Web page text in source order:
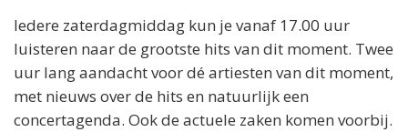
Iedere zaterdagmiddag kun je vanaf 17.00 uur
luisteren naar de grootste hits van dit moment. Twee
uur lang aandacht voor dé artiesten van dit moment,
met nieuws over de hits en natuurlijk een
concertagenda. Ook de actuele zaken komen voorbij.